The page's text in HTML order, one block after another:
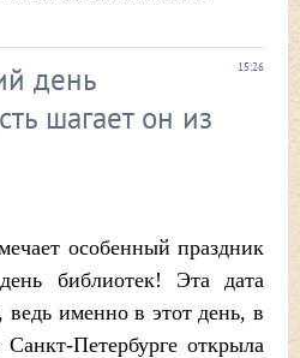
15:26
день
шагает он из
особенный праздник
библиотек! Эта дата
именно в этот день, в
Петербурге открыла